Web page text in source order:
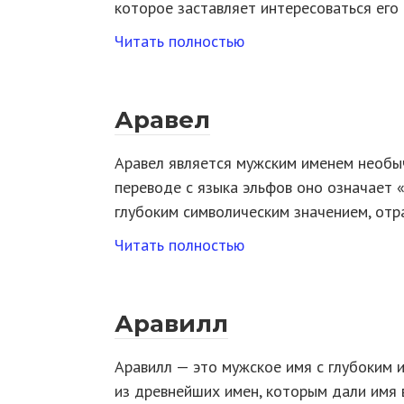
которое заставляет интересоваться
Читать полностью
Аравел
Аравел является мужским именем
переводе с языка эльфов оно означает
глубоким символическим значением,
Читать полностью
Аравилл
Аравилл — это мужское имя с глубоким
из древнейших имен, которым дали